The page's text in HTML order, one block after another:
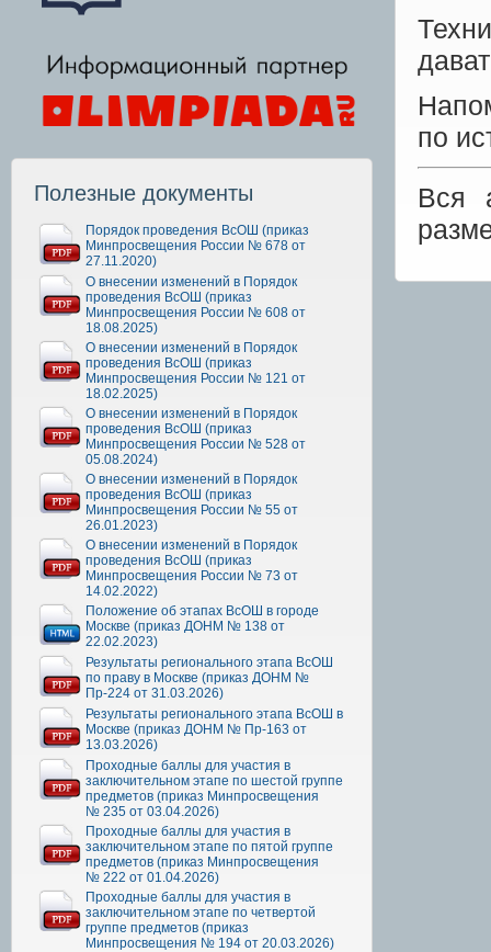
Полезные документы
Порядок проведения ВсОШ (приказ
Минпросвещения России № 678 от
27.11.2020)
О внесении изменений в Порядок
проведения ВсОШ (приказ
Минпросвещения России № 608 от
18.08.2025)
О внесении изменений в Порядок
проведения ВсОШ (приказ
Минпросвещения России № 121 от
18.02.2025)
О внесении изменений в Порядок
проведения ВсОШ (приказ
Минпросвещения России № 528 от
05.08.2024)
О внесении изменений в Порядок
проведения ВсОШ (приказ
Минпросвещения России № 55 от
26.01.2023)
О внесении изменений в Порядок
проведения ВсОШ (приказ
Минпросвещения России № 73 от
14.02.2022)
Положение об этапах ВсОШ в городе
Москве (приказ ДОНМ № 138 от
22.02.2023)
Результаты регионального этапа ВсОШ
по праву в Москве (приказ ДОНМ №
Пр-224 от 31.03.2026)
Результаты регионального этапа ВсОШ в
Москве (приказ ДОНМ № Пр-163 от
13.03.2026)
Проходные баллы для участия в
заключительном этапе по шестой группе
предметов (приказ Минпросвещения
№ 235 от 03.04.2026)
Проходные баллы для участия в
заключительном этапе по пятой группе
предметов (приказ Минпросвещения
№ 222 от 01.04.2026)
Проходные баллы для участия в
заключительном этапе по четвертой
группе предметов (приказ
Минпросвещения № 194 от 20.03.2026)
по
Вся